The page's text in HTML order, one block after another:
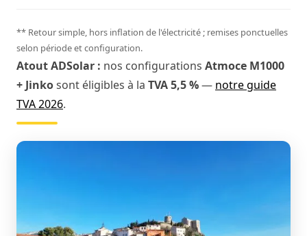
** Retour simple, hors inflation de l'électricité ; remises ponctuelles
selon période et configuration.
Atout ADSolar : nos configurations Atmoce M1000
+ Jinkosont éligibles à la TVA 5,5 %— notre guide
TVA 2026.